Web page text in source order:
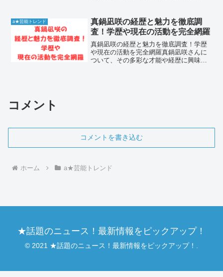
という噂が流れることがあります。有名
な芸能人を両親に持つ...
a★芸能トレンド
真鍋凪咲の経歴と魅力を徹底調
査！学歴や現在の活動を完全網羅
真鍋凪咲の経歴と魅力を徹底調査！学歴
や現在の活動を完全網羅真鍋凪咲さんに
ついて、その多彩な才能や経歴に興味を
コメント
コメントを書き込む
ホーム a★芸能トレンド
★話題のニュース！最新情報をピックアップ！
© 2021 ★話題のニュース！最新情報をピックアップ！.